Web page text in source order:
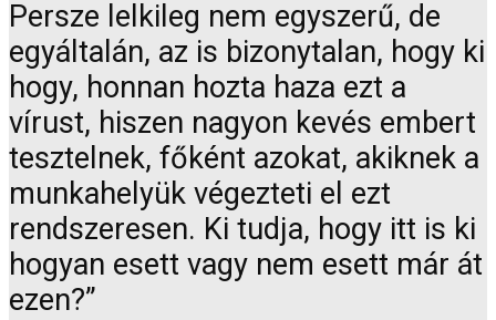
Persze lelkileg nem egyszerű, de
egyáltalán, az is bizonytalan, hogy ki
hogy, honnan hozta haza ezt a
vírust, hiszen nagyon kevés embert
tesztelnek, főként azokat, akiknek a
munkahelyük végezteti el ezt
rendszeresen. Ki tudja, hogy itt is ki
hogyan esett vagy nem esett már át
ezen?”